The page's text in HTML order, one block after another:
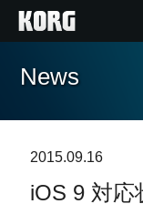
Home
Import
News
2015.09.16
iOS 9 対